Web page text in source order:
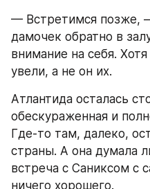
— Встретимся позже,
дамочек обратно в
внимание на себя.
увели, а не он их.
Атлантида осталась
обескураженная и
Где-то там, далеко,
страны. А она думала
встреча с Саниксом с
ничего хорошего.